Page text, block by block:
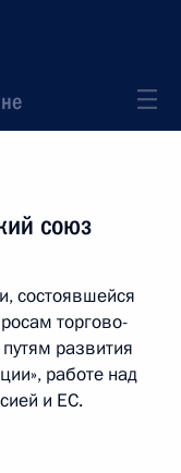
союз
состоявшейся
торгово-
развития
работе над
и ЕС.